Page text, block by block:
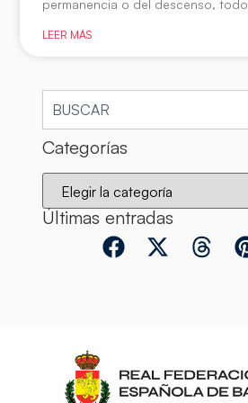
permanencia o del descenso, todo
LEER MÁS
Categorías
Últimas entradas